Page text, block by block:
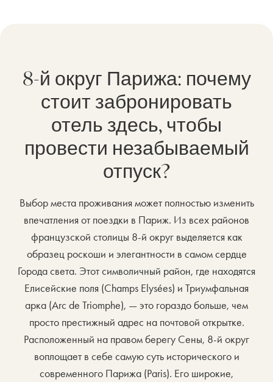
8-й округ Парижа: почему
стоит забронировать
отель здесь, чтобы
провести незабываемый
отпуск?
Выбор места проживания может полностью изменить
впечатления от поездки в Париж. Из всех районов
французской столицы 8-й округ выделяется как
образец роскоши и элегантности в самом сердце
Города света. Этот символичный район, где находятся
Елисейские поля (Champs Elysées) и Триумфальная
арка (Arc de Triomphe), — это гораздо больше, чем
просто престижный адрес на почтовой открытке.
Расположенный на правом берегу Сены, 8-й округ
воплощает в себе самую суть исторического и
современного Парижа (Paris). Его широкие,